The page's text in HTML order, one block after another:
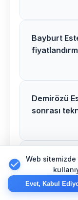
Demirözü
web
gösterebilir.
Bayburt
Bayburt
web
Demirözü
sonrası
Evet,
Merkezi
ücretsiz
Bayburt
için neden
Web
Evet, Kabul